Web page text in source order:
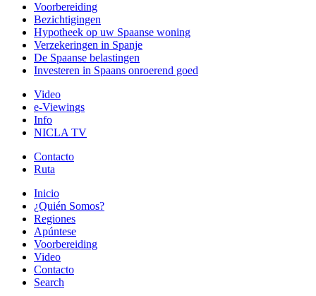
Voorbereiding
Bezichtigingen
Hypotheek op uw Spaanse woning
Verzekeringen in Spanje
De Spaanse belastingen
Investeren in Spaans onroerend goed
Video
e-Viewings
Info
NICLA TV
Contacto
Ruta
Inicio
¿Quién Somos?
Regiones
Apúntese
Voorbereiding
Video
Contacto
Search